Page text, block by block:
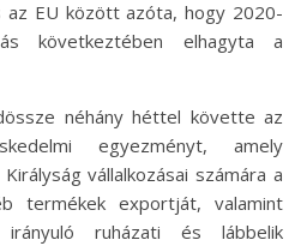
az EU között azóta, hogy 2020-
következtében elhagyta a
néhány héttel követte az
egyezményt, amely
vállalkozásai számára a
termékek exportját, valamint
ruházati és lábbelik